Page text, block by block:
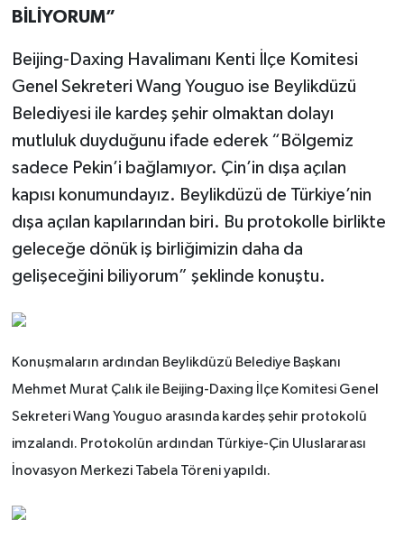
BİLİYORUM”
Beijing-Daxing Havalimanı Kenti İlçe Komitesi
Genel Sekreteri Wang Youguo ise Beylikdüzü
Belediyesi ile kardeş şehir olmaktan dolayı
mutluluk duyduğunu ifade ederek “Bölgemiz
sadece Pekin’i bağlamıyor. Çin’in dışa açılan
kapısı konumundayız. Beylikdüzü de Türkiye’nin
dışa açılan kapılarından biri. Bu protokolle birlikte
geleceğe dönük iş birliğimizin daha da
gelişeceğini biliyorum” şeklinde konuştu.
Konuşmaların ardından Beylikdüzü Belediye Başkanı
Mehmet Murat Çalık ile Beijing-Daxing İlçe Komitesi Genel
Sekreteri Wang Youguo arasında kardeş şehir protokolü
imzalandı. Protokolün ardından Türkiye-Çin Uluslararası
İnovasyon Merkezi Tabela Töreni yapıldı.